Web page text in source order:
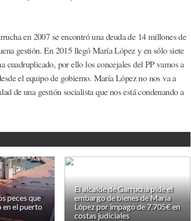
en 2007 se encontró una deuda de 14 millones de
gestión. En 2015 llegó María López y en sólo siete
cuadruplicado, por ello los concejales del PP vamos a
el equipo de gobierno. María López no nos va a
de una gestión socialista que nos está condenando a
peces que
en el puerto
El alcalde de Garrucha pide el
embargo de bienes de María
López por impago de 7.705€ en
costas judiciales